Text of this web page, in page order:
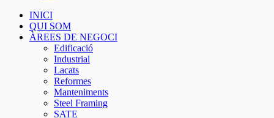
INICI
QUI SOM
ÀREES DE NEGOCI
Edificació
Industrial
Lacats
Reformes
Manteniments
Steel Framing
SATE